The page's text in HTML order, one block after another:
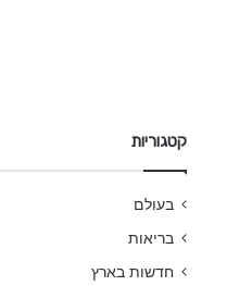
קטגוריות
בעולם
בריאות
חדשות בארץ